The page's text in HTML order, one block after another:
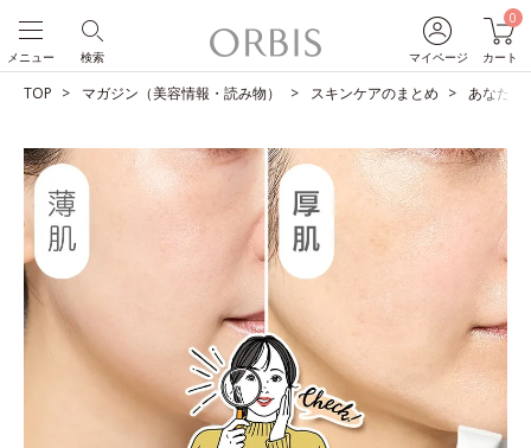
マイページ
0
カート
検索
メニュー
TOP マガジン（美容情報・読み物） スキンケアのまとめ あなたは